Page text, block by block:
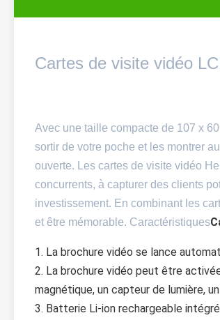
Cartes de visite vidéo
Avec une taille compacte de 107 x
sortir de votre poche et les montrer
ouverte. Les cartes de visite vidéo
concurrents, à capturer des clients
investissement. En combinant les
et être mémorable. Caractéristiques
1. La brochure vidéo se lance
2. La brochure vidéo peut être
magnétique, un capteur de lumière,
3. Batterie Li-ion rechargeable